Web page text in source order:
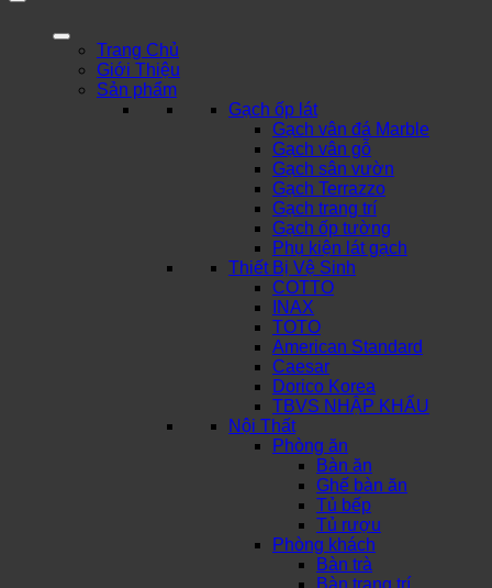
Trang Chủ
Giới Thiệu
Sản phẩm
Gạch ốp lát
Gạch vân đá Marble
Gạch vân gỗ
Gạch sân vườn
Gạch Terrazzo
Gạch trang trí
Gạch ốp tường
Phụ kiện lát gạch
Thiết Bị Vệ Sinh
COTTO
INAX
TOTO
American Standard
Caesar
Dorico Korea
TBVS NHẬP KHẨU
Nội Thất
Phòng ăn
Bàn ăn
Ghế bàn ăn
Tủ bếp
Tủ rượu
Phòng khách
Bàn trà